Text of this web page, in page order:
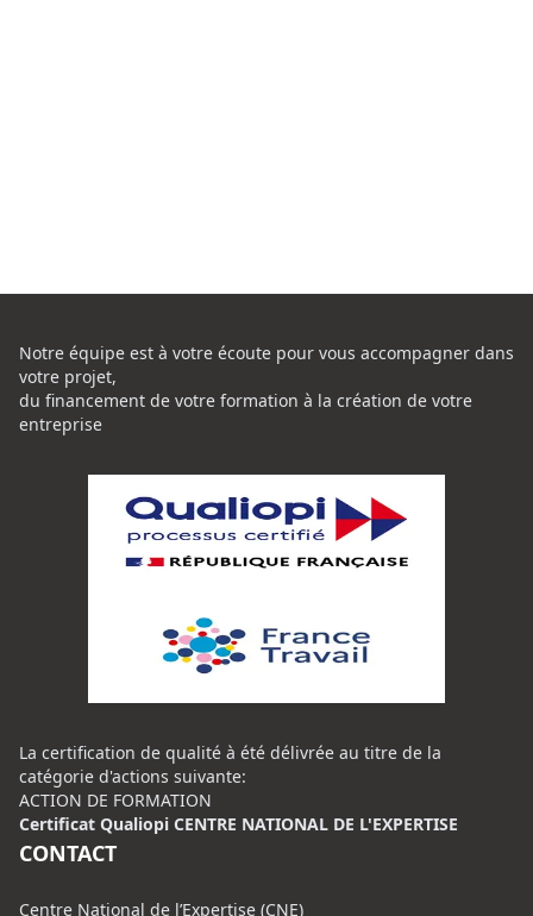
Notre équipe est à votre écoute pour vous accompagner dans
votre projet,
du financement de votre formation à la création de votre
entreprise
La certification de qualité à été délivrée au titre de la
catégorie d'actions suivante:
ACTION DE FORMATION
Certificat Qualiopi CENTRE NATIONAL DE L'EXPERTISE
CONTACT
Centre National de l’Expertise (CNE)